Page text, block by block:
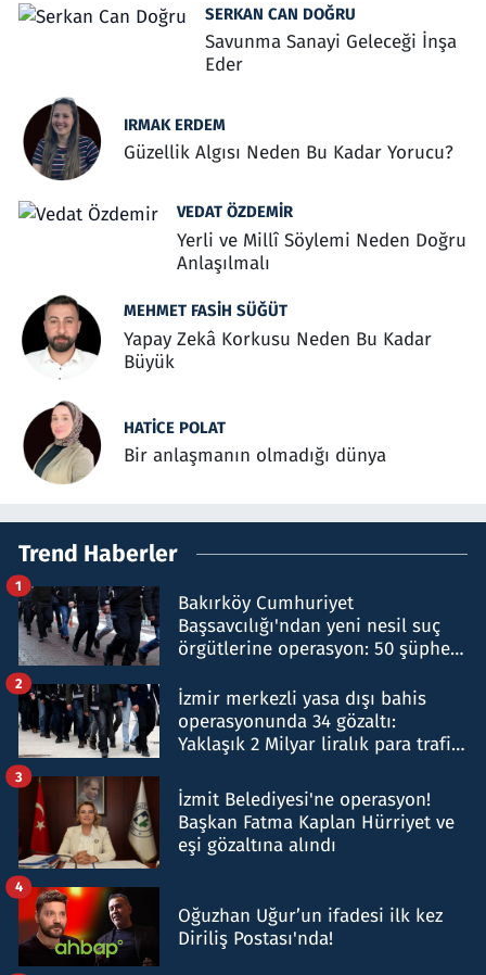
SERKAN CAN DOĞRU
Savunma Sanayi Geleceği İnşa
Eder
IRMAK ERDEM
Güzellik Algısı Neden Bu Kadar Yorucu?
VEDAT ÖZDEMIR
Yerli ve Millî Söylemi Neden Doğru
Anlaşılmalı
MEHMET FASIH SÜĞÜT
Yapay Zekâ Korkusu Neden Bu Kadar
Büyük
HATICE POLAT
Bir anlaşmanın olmadığı dünya
Trend Haberler
Bakırköy Cumhuriyet
Başsavcılığı'ndan yeni nesil suç
örgütlerine operasyon: 50 şüpheli
1
İzmir merkezli yasa dışı bahis
operasyonunda 34 gözaltı:
Yaklaşık 2 Milyar liralık para trafiği
2
İzmit Belediyesi'ne operasyon!
Başkan Fatma Kaplan Hürriyet ve
eşi gözaltına alındı
3
Oğuzhan Uğur’un ifadesi ilk kez
Diriliş Postası'nda!
4